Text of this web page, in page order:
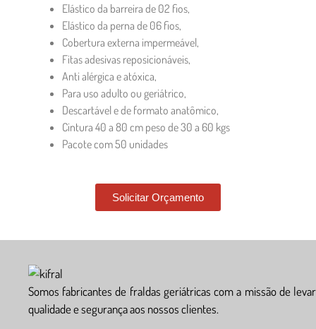
Elástico da barreira de 02 fios,
Elástico da perna de 06 fios,
Cobertura externa impermeável,
Fitas adesivas reposicionáveis,
Anti alérgica e atóxica,
Para uso adulto ou geriátrico,
Descartável e de formato anatômico,
Cintura 40 a 80 cm peso de 30 a 60 kgs
Pacote com 50 unidades
Solicitar Orçamento
Somos fabricantes de fraldas geriátricas com a missão de levar
qualidade e segurança aos nossos clientes.